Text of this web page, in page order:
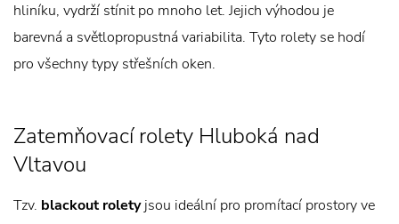
hliníku, vydrží stínit po mnoho let. Jejich výhodou je
barevná a světlopropustná variabilita. Tyto rolety se hodí
pro všechny typy střešních oken.
Zatemňovací rolety Hluboká nad
Vltavou
Tzv. blackout roletyjsou ideální pro promítací prostory ve